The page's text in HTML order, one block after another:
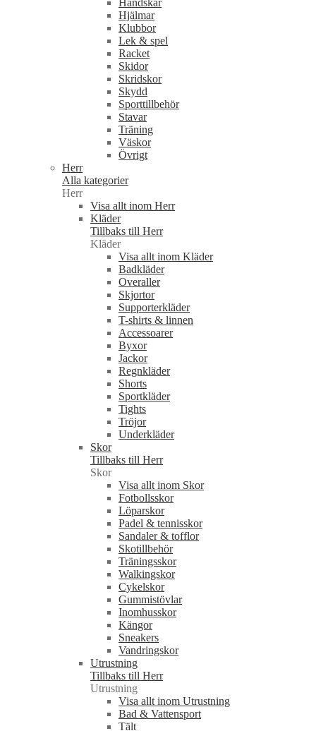
Handskar
Hjälmar
Klubbor
Lek & spel
Racket
Skidor
Skridskor
Skydd
Sporttillbehör
Stavar
Träning
Väskor
Övrigt
Herr
Alla kategorier
Herr
Visa allt inom Herr
Kläder
Tillbaks till Herr
Kläder
Visa allt inom Kläder
Badkläder
Overaller
Skjortor
Supporterkläder
T-shirts & linnen
Accessoarer
Byxor
Jackor
Regnkläder
Shorts
Sportkläder
Tights
Tröjor
Underkläder
Skor
Tillbaks till Herr
Skor
Visa allt inom Skor
Fotbollsskor
Löparskor
Padel & tennisskor
Sandaler & tofflor
Skotillbehör
Träningsskor
Walkingskor
Cykelskor
Gummistövlar
Inomhusskor
Kängor
Sneakers
Vandringskor
Utrustning
Tillbaks till Herr
Utrustning
Visa allt inom Utrustning
Bad & Vattensport
Tält